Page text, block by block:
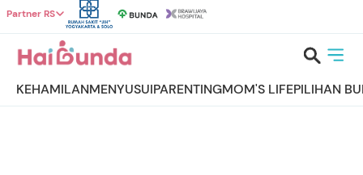
Partner RS
KEHAMILANMENYUSUIPARENTINGMOM'S LIFEPILIHAN